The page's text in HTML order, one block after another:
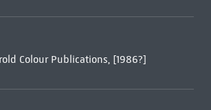
Colour Publications, [1986?]